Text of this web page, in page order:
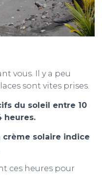
vous. Il y a peu
sont vites prises.
du soleil entre 10
heures.
crème solaire indice
ces heures pour